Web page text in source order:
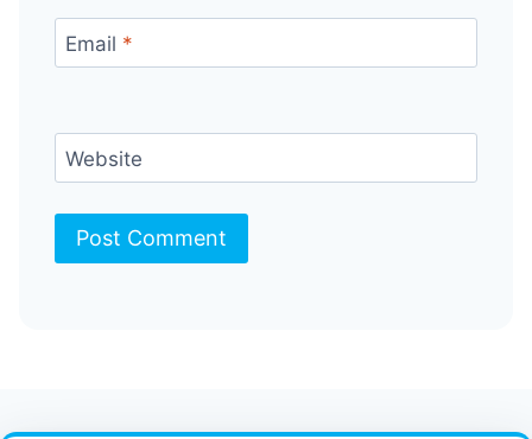
Email *
Website